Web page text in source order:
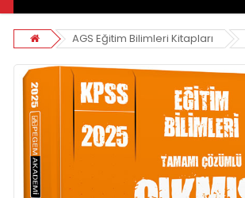
AGS Eğitim Bilimleri Kitapları